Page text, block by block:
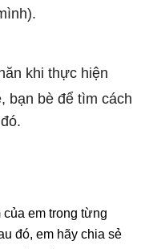
khi thực hiện
bạn bè để tìm cách
em trong từng
đó, em hãy chia sẻ